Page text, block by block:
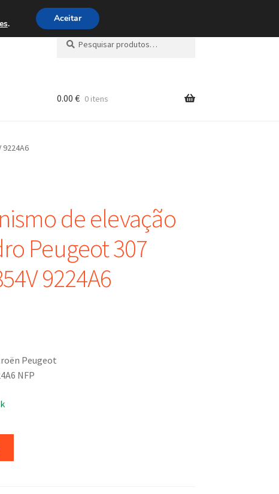
800 500 626 diariamente
Pesquisar
por:
Pesquisa
0.00 € 0 itens
de elevação
Peugeot 307
9224A6
Peugeot
NFP
. Aceitar